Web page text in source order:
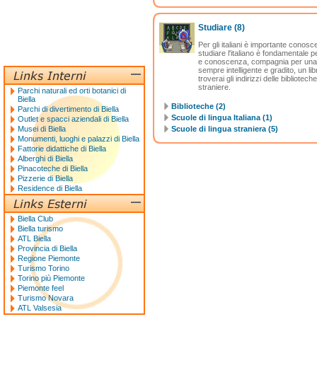
Studiare (8)
Per gli italiani è importante
studiare l'italiano è fondamentale
e conoscenza, compagnia per
sempre intelligente e gradito, un
troverai gli indirizzi delle
straniere.
Biblioteche (2)
Scuole di lingua Italiana (1)
Scuole di lingua straniera (5)
Parchi naturali ed orti botanici di
Biella
Parchi di divertimento di Biella
Outlet e spacci aziendali di Biella
Musei di Biella
Monumenti, luoghi e palazzi di Biella
Fattorie didattiche di Biella
Alberghi di Biella
Pinacoteche di Biella
Pizzerie di Biella
Residence di Biella
Biella Club
Biella turismo
ATL Biella
Provincia di Biella
Regione Piemonte
Turismo Torino
Torino più Piemonte
Piemonte feel
Turismo Novara
ATL Valsesia